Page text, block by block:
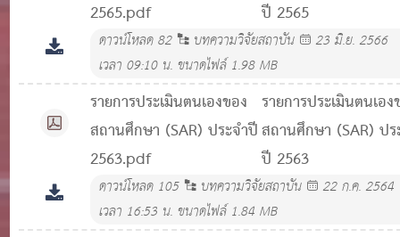
2565.pdf
ปี 2565
ดาวน์โหลด82 บทความวิจัยสถาบัน
23 มิ.ย. 2566
เวลา 09:10 น. ขนาดไฟล์ 1.98 MB
รายการประเมินตนเองของ
สถานศึกษา (SAR) ประจำปี
2563.pdf
รายการประเมินตนเอ
สถานศึกษา (SAR) ปร
ปี 2563
ดาวน์โหลด 105 บทความวิจัยสถาบัน
22 ก.ค. 2564
เวลา 16:53 น. ขนาดไฟล์ 1.84 MB